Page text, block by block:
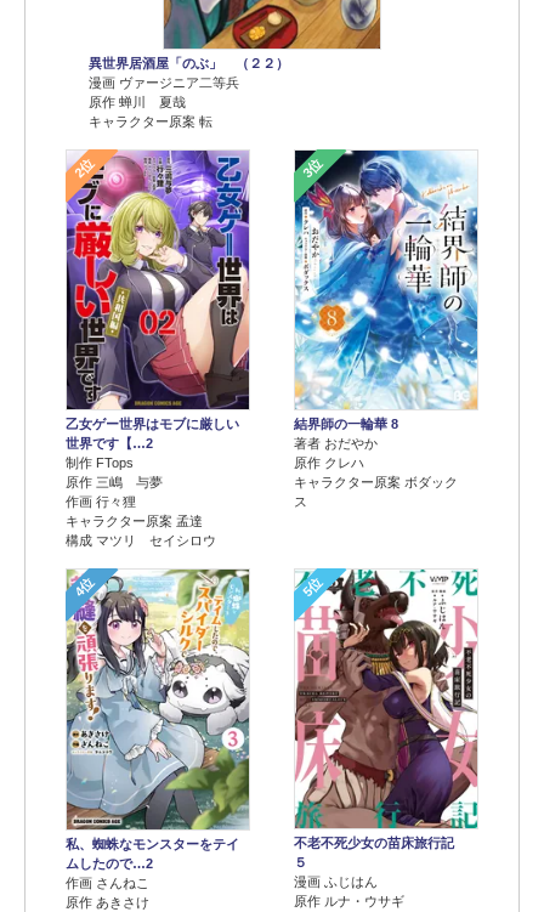
異世界居酒屋「のぶ」 （２２）
漫画 ヴァージニア二等兵
原作 蝉川 夏哉
キャラクター原案 転
2位
乙女ゲー世界はモブに厳しい
世界です【…2
制作 FTops
原作 三嶋 与夢
作画 行々狸
キャラクター原案 孟達
構成 マツリ セイシロウ
3位
結界師の一輪華 8
著者 おだやか
原作 クレハ
キャラクター原案 ボダック
ス
4位
私、蜘蛛なモンスターをテイ
ムしたので…2
作画 さんねこ
原作 あきさけ
5位
不老不死少女の苗床旅行記
５
漫画 ふじはん
原作 ルナ・ウサギ